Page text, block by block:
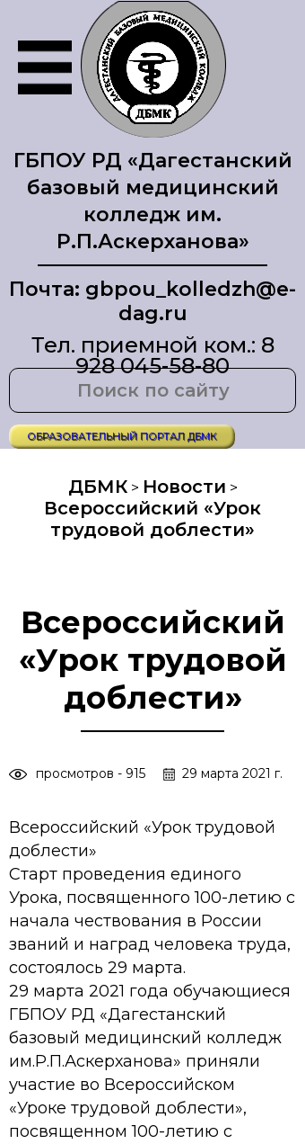
ГБПОУ РД «Дагестанский
базовый медицинский
колледж им.
Р.П.Аскерханова»
Почта: gbpou_kolledzh@e-
dag.ru
Тел. приемной ком.: 8
928 045-58-80
ОБРАЗОВАТЕЛЬНЫЙ ПОРТАЛ ДБМК
ДБМК> Новости >
Всероссийский «Урок
трудовой доблести»
Всероссийский
«Урок трудовой
доблести»
просмотров - 915 29 марта 2021 г.
Всероссийский «Урок трудовой
доблести»
Старт проведения единого
Урока, посвященного 100-летию с
начала чествования в России
званий и наград человека труда,
состоялось 29 марта.
29 марта 2021 года обучающиеся
ГБПОУ РД «Дагестанский
базовый медицинский колледж
им.Р.П.Аскерханова» приняли
участие во Всероссийском
«Уроке трудовой доблести»,
посвященном 100-летию с